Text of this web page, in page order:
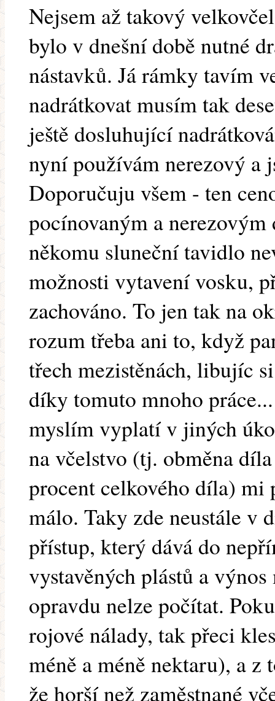
Nejsem až takový
bylo v dnešní době nutné
nástavků. Já rámky tavím
nadrátkovat musím tak
ještě dosluhující
nyní používám nerezový a
Doporučuju všem - ten
pocínovaným a
někomu sluneční tavidlo
možnosti vytavení vosku,
zachováno. To jen tak na
rozum třeba ani to, když
třech mezistěnách, libujíc
díky tomuto mnoho
myslím vyplatí v jiných
na včelstvo (tj. obměna
procent celkového díla) mi
málo. Taky zde neustále v
přístup, který dává do
vystavěných plástů a
opravdu nelze počítat.
rojové nálady, tak přeci
méně a méně nektaru), a
že horší než zaměstnané